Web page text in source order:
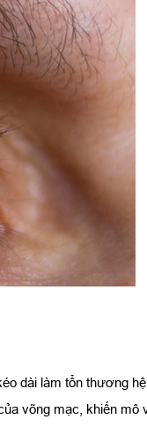
dài làm tổn thương
võng mạc, khiến